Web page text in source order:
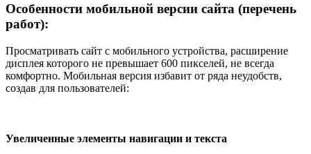
Особенности мобильной версии сайта (перечень
работ):
Просматривать сайт с мобильного устройства, расширение
дисплея которого не превышает 600 пикселей, не всегда
комфортно. Мобильная версия избавит от ряда неудобств,
создав для пользователей:
Увеличенные элементы навигации и текста